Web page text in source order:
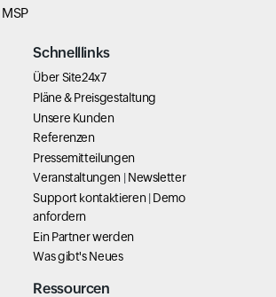
MSP
Schnelllinks
Über Site24x7
Pläne & Preisgestaltung
Unsere Kunden
Referenzen
Pressemitteilungen
Veranstaltungen|Newsletter
Support kontaktieren|Demo
anfordern
Ein Partner werden
Was gibt's Neues
Ressourcen